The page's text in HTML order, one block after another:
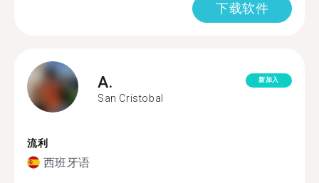
下载软件
A.
San Cristobal
新加入
流利
西班牙语